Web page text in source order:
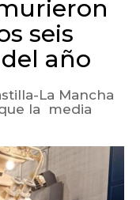
seis
año
La Mancha
la media